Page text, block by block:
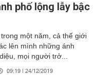
phố lộng lẫy bậc
một năm, cả thế giới
lên mình những ánh
mọi người trở...
09:19 | 24/12/2019